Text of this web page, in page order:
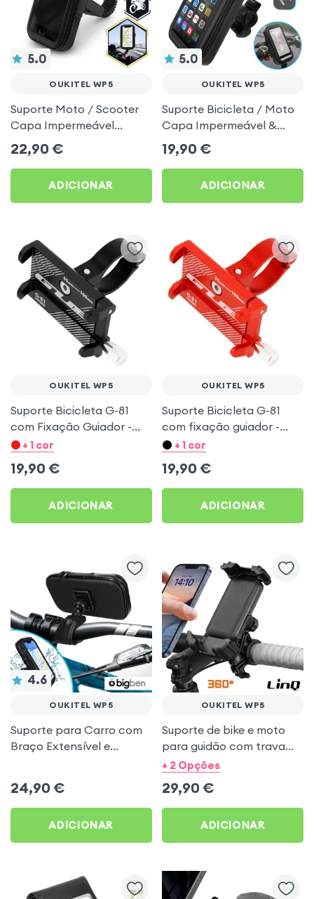
5.0
OUKITEL WP5
Suporte Moto / Scooter
Capa Impermeável
Rotativo 360º, Fixação
Retrovisor - Preto para
Oukitel WP5
22,90 €
ADICIONAR
5.0
OUKITEL WP5
Suporte Bicicleta / Moto
Capa Impermeável &
Tátil, Clipe Guiador -
Preto para Oukitel WP5
19,90 €
ADICIONAR
OUKITEL WP5
Suporte Bicicleta G-81
com Fixação Guiador -
Preto para Oukitel WP5
+ 1 cor
19,90 €
ADICIONAR
OUKITEL WP5
Suporte Bicicleta G-81
com fixação guiador -
Vermelho para Oukitel
+ 1 cor
19,90 €
ADICIONAR
4.6
OUKITEL WP5
Suporte para Carro com
Braço Extensível e
24,90 €
ADICIONAR
OUKITEL WP5
Suporte de bike e moto
para guidão com trava
automática - LinQ para
+ 2 Opções
29,90 €
ADICIONAR